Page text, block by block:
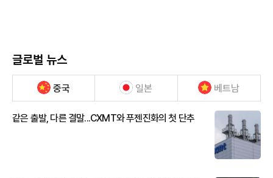
글로벌 뉴스
중국 일본 베트남
같은 출발, 다른 결말...CXMT와 푸젠진화의 첫 단추